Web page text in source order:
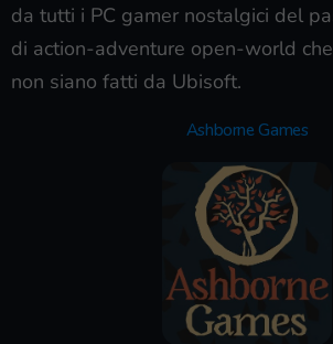
da tutti i PC gamer nostalgici del
di action-adventure open-world
non siano fatti da Ubisoft.
Ashborne Games